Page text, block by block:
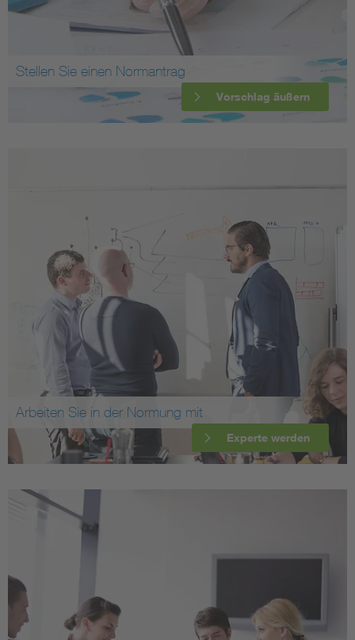
Stellen Sie einen Normantrag
Vorschlag äußern
Arbeiten Sie in der Normung mit
Experte werden